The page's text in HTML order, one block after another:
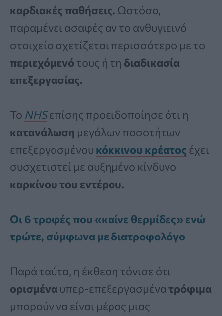
καρδιακές παθήσεις. Ωστόσο,
παραμένει ασαφές αν το ανθυγιεινό
στοιχείο σχετίζεται περισσότερο με το
περιεχόμενό τους ή τη διαδικασία
επεξεργασίας.
Το NHSεπίσης προειδοποίησε ότι η
κατανάλωση μεγάλων ποσοτήτων
επεξεργασμένου κόκκινου κρέατος έχει
συσχετιστεί με αυξημένο κίνδυνο
καρκίνου του εντέρου.
Οι 6 τροφές που «καίνε θερμίδες» ενώ
τρώτε, σύμφωνα με διατροφολόγο
Παρά ταύτα, η έκθεση τόνισε ότι
ορισμένα υπερ-επεξεργασμένατρόφιμα
μπορούν να είναι μέρος μιας